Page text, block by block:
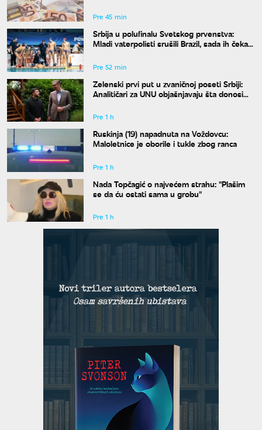
Pre 45 min
Srbija u polufinalu Svetskog prvenstva:
Mladi vaterpolisti srušili Brazil, sada ih čeka
Pre 52 min
Zelenski prvi put u zvaničnoj poseti Srbiji:
Analitičari za UNU objašnjavaju šta donosi
Moskva
Pre 1 h
Ruskinja (19) napadnuta na Voždovcu:
Maloletnice je oborile i tukle zbog ranca
Pre 1 h
Nada Topčagić o najvećem strahu: "Plašim
se da ću ostati sama u grobu"
Pre 1 h